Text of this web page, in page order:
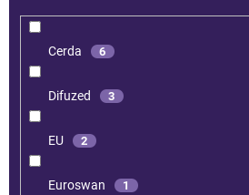
Cerda 6
Difuzed 3
EU 2
Euroswan 1